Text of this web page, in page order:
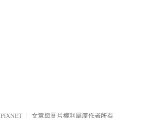
PIXNET 文章與圖片權利屬原作者所有